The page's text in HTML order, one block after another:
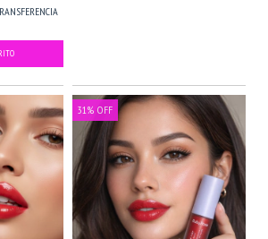
31 % OFF